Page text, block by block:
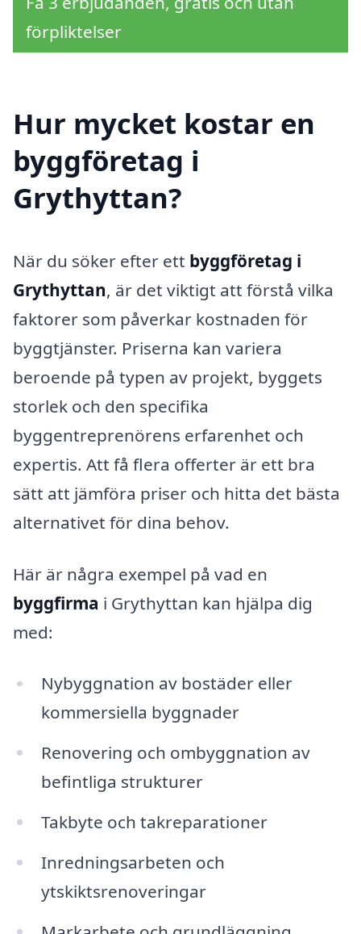
förpliktelser
Hur mycket kostar en
byggföretag i
Grythyttan?
När du söker efter ett byggföretag i
Grythyttan, är det viktigt att förstå vilka
faktorer som påverkar kostnaden för
byggtjänster. Priserna kan variera
beroende på typen av projekt, byggets
storlek och den specifika
byggentreprenörens erfarenhet och
expertis. Att få flera offerter är ett bra
sätt att jämföra priser och hitta det bästa
alternativet för dina behov.
Här är några exempel på vad en
byggfirma i Grythyttan kan hjälpa dig
med:
Nybyggnation av bostäder eller
kommersiella byggnader
Renovering och ombyggnation av
befintliga strukturer
Takbyte och takreparationer
Inredningsarbeten och
ytskiktsrenoveringar